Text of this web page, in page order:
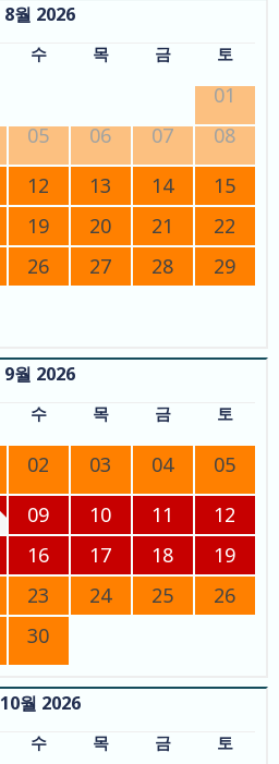
8월 2026
수 목 금 토
01
05 06 07
08
12 13 14
15
19 20 21
22
26 27 28
29
9월 2026
수 목 금 토
02 03 04
05
09 10 11
12
16 17 18
19
23 24 25
26
30
10월 2026
수 목 금 토